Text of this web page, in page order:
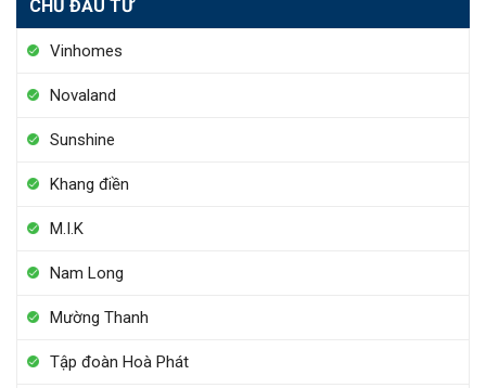
CHỦ ĐẦU TƯ
Vinhomes
Novaland
Sunshine
Khang điền
M.I.K
Nam Long
Mường Thanh
Tập đoàn Hoà Phát